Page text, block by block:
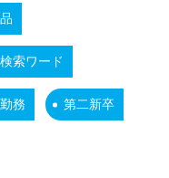
索ワード
務 第二新卒